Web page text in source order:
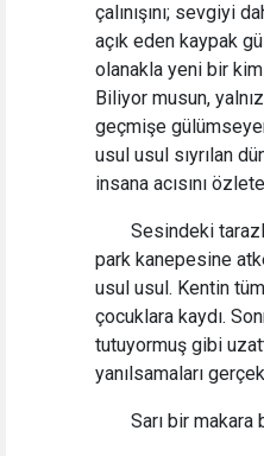
çalınışını; sevgiyi
açık eden kaypak
olanakla yeni bir
Biliyor musun,
geçmişe
usul usul sıyrılan
insana acısını
Sesindeki
park kanepesine
usul usul. Kentin
çocuklara kaydı.
tutuyormuş gibi
yanılsamaları
Sarı bir makara